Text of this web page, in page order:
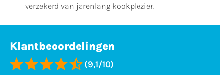
verzekerd van jarenlang kookplezier.
Klantbeoordelingen
(9,1/10)